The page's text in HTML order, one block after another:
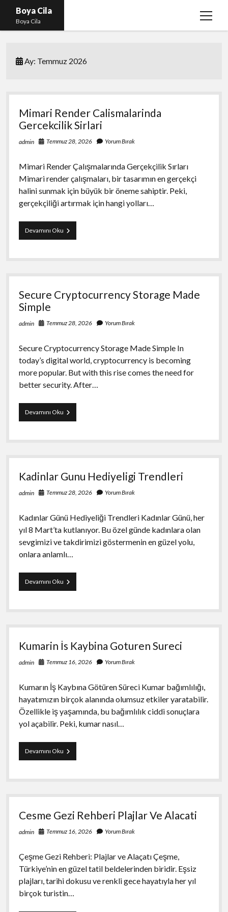
Boya Cila
Boya Cila
menüyü
Liste
Shorts Abone Arttırma Hilesi Parasız
Ay: Temmuz 2026
Mimari Render Calismalarinda
Gercekcilik Sirlari
admin Temmuz 28, 2026 Yorum Bırak
Mimari Render Çalışmalarında Gerçekçilik Sırları
Mimari render çalışmaları, bir tasarımın en gerçekçi
halini sunmak için büyük bir öneme sahiptir. Peki,
gerçekçiliği artırmak için hangi yolları…
Devamını OkuMimari
Render
Gercekcilik
Secure Cryptocurrency Storage Made
Simple
admin Temmuz 28, 2026 Yorum Bırak
Secure Cryptocurrency Storage Made Simple In
today’s digital world, cryptocurrency is becoming
more popular. But with this rise comes the need for
better security. After…
Devamını OkuSecure
Cryptocurrency
Made
Kadinlar Gunu Hediyeligi Trendleri
admin Temmuz 28, 2026 Yorum Bırak
Kadınlar Günü Hediyeliği Trendleri Kadınlar Günü, her
yıl 8 Mart’ta kutlanıyor. Bu özel günde kadınlara olan
sevgimizi ve takdirimizi göstermenin en güzel yolu,
onlara anlamlı…
Devamını OkuKadinlar
Gunu
Trendleri
Kumarin İs Kaybina Goturen Sureci
admin Temmuz 16, 2026 Yorum Bırak
Kumarın İş Kaybına Götüren Süreci Kumar bağımlılığı,
hayatımızın birçok alanında olumsuz etkiler yaratabilir.
Özellikle iş yaşamında, bu bağımlılık ciddi sonuçlara
yol açabilir. Peki, kumar nasıl…
Devamını OkuKumarin
İs
Goturen
Cesme Gezi Rehberi Plajlar Ve Alacati
admin Temmuz 16, 2026 Yorum Bırak
Çeşme Gezi Rehberi: Plajlar ve Alaçatı Çeşme,
Türkiye’nin en güzel tatil beldelerinden biridir. Eşsiz
plajları, tarihi dokusu ve renkli gece hayatıyla her yıl
birçok turistin…